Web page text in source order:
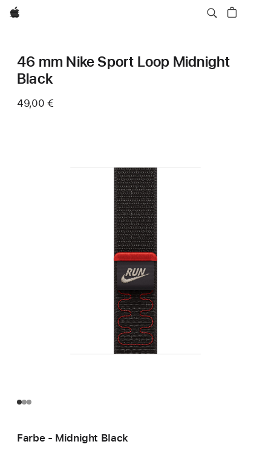
Apple
46 mm Nike Sport Loop Midnight
Black
49,00 €
Farbe - Midnight Black